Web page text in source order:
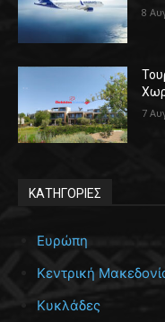
8
7
ΚΑΤΗΓΟΡΙΕΣ
Ευρώπη
Κεντρική
Κυκλάδες